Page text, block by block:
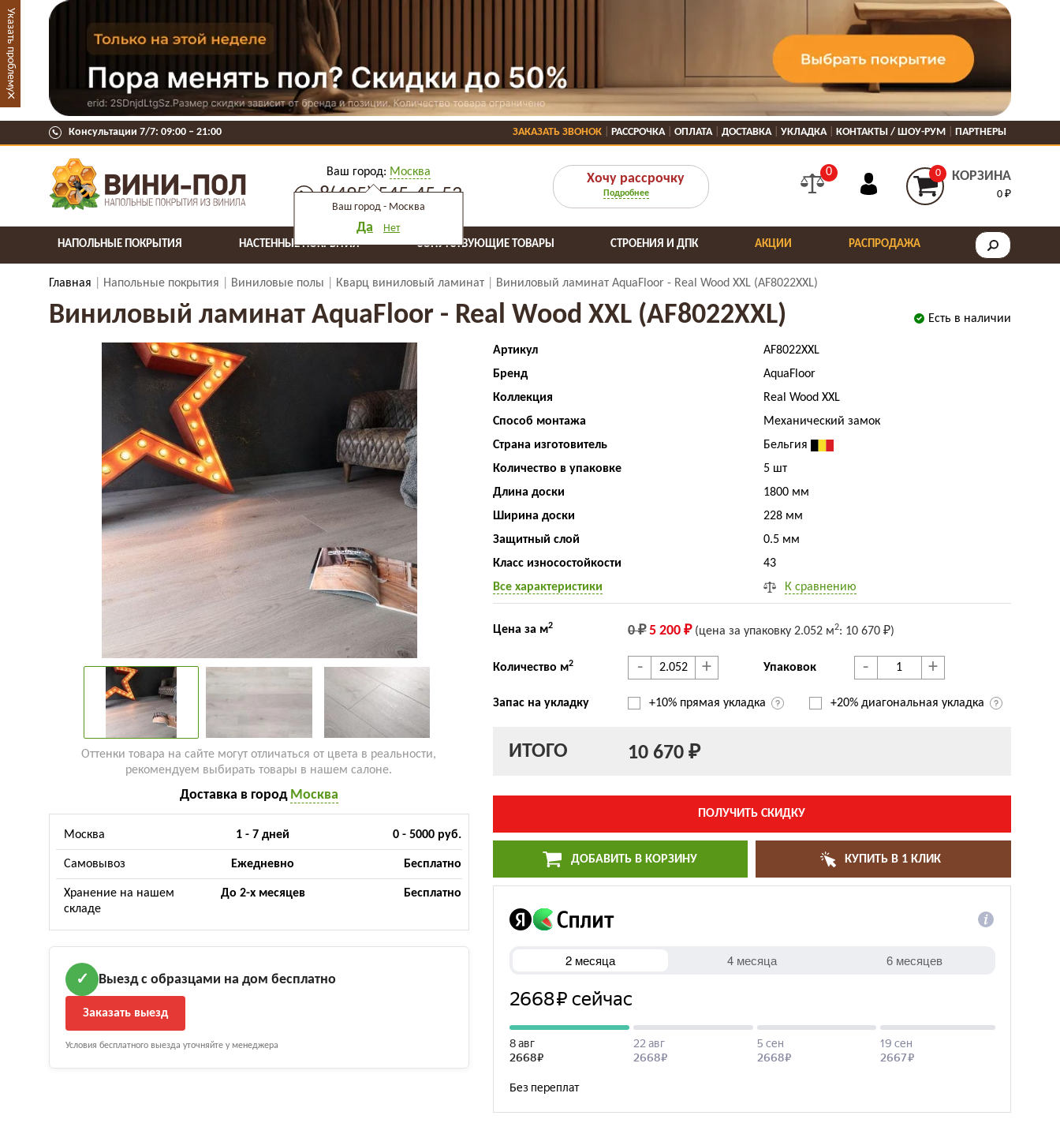
Консультации 7/7: 09:00 ‒ 21:00 ЗАКАЗАТЬ ЗВОНОК РАССРОЧКА ОПЛАТА ДОСТАВКА УКЛАДКА КОНТАКТЫ / ШОУ-РУМ ПАРТНЕРЫ
Ваш город: Москва
Ваш город - Москва
Да Нет
8(495) 545-45-53
Хочу рассрочку
Подробнее
0 0 КОРЗИНА
0 ₽
НАПОЛЬНЫЕ ПОКРЫТИЯ НАСТЕННЫЕ ПОКРЫТИЯ СОПУТСТВУЮЩИЕ ТОВАРЫ РАСПРОДАЖА
СТРОЕНИЯ И ДПК АКЦИИ
Главная Напольные покрытия Виниловые полы Кварц виниловый ламинат Виниловый ламинат AquaFloor - Real Wood XXL (AF8022XXL)
Есть в наличии
Виниловый ламинат AquaFloor - Real Wood XXL (AF8022XXL)
Оттенки товара на сайте могут отличаться от цвета в реальности,
рекомендуем выбирать товары в нашем салоне.
Доставка в город Москва
Москва 1 - 7 дней 0 - 5000 руб.
Самовывоз Ежедневно Бесплатно
Хранение на нашем
складе
До 2-х месяцев Бесплатно
✓ Выезд с образцами на дом бесплатно
Заказать выезд
Условия бесплатного выезда уточняйте у менеджера
Артикул
AF8022XXL
Бренд
AquaFloor
Коллекция
Real Wood XXL
Способ монтажа
Механический замок
Страна изготовитель
Бельгия
Количество в упаковке
5 шт
Длина доски
1800 мм
Ширина доски
228 мм
Защитный слой
0.5 мм
Класс износостойкости
43
Все характеристики
К сравнению
Цена за м2 0 ₽ 5 200 ₽ (цена за упаковку 2.052 м2: 10 670 ₽)
Количество м2 - + Упаковок - +
Запас на укладку +10% прямая укладка +20% диагональная укладка
ИТОГО 10 670 ₽
ПОЛУЧИТЬ СКИДКУ
ДОБАВИТЬ В КОРЗИНУ КУПИТЬ В 1 КЛИК
Указать проблему
×